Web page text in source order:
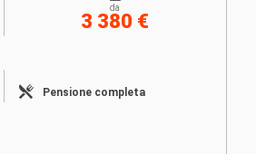
Pensione completa
da
3 380 €